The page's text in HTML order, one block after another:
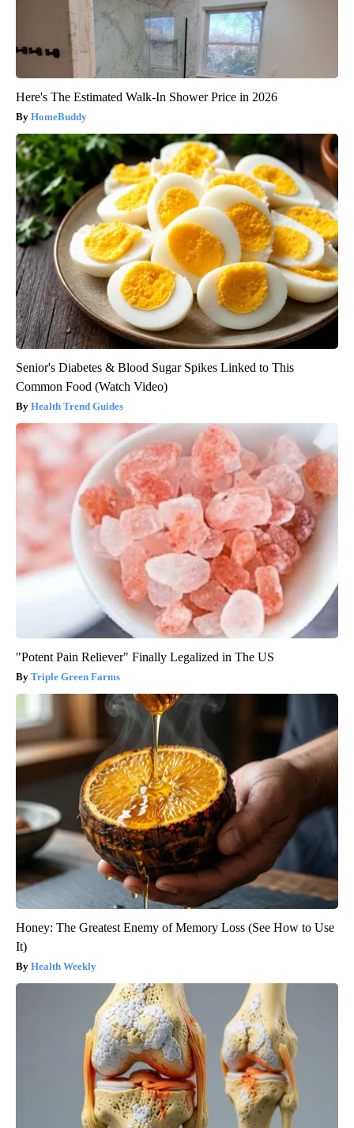
Here's The Estimated Walk-In Shower Price in 2026
HomeBuddy
Senior's Diabetes & Blood Sugar Spikes Linked to This
Common Food (Watch Video)
Health Trend Guides
"Potent Pain Reliever" Finally Legalized in The US
Triple Green Farms
Honey: The Greatest Enemy of Memory Loss (See How to Use
It)
Health Weekly